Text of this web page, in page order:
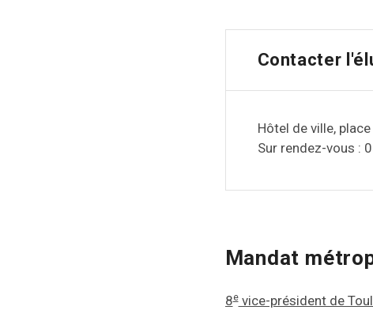
Contacter
Hôtel de ville,
Sur rendez-vous :
Mandat
8evice-président de